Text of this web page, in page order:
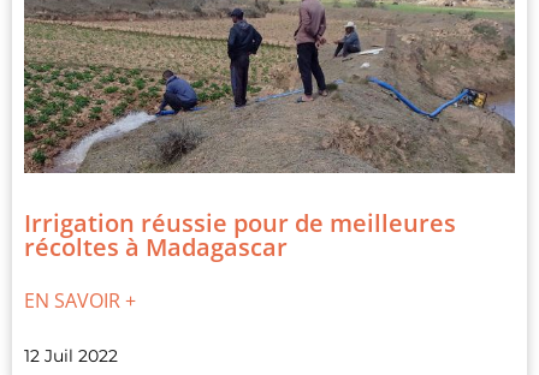
Irrigation réussie pour de meilleures
récoltes à Madagascar
EN SAVOIR +
12 Juil 2022